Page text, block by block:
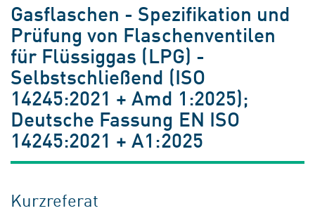
Gasflaschen - Spezifikation und
Prüfung von Flaschenventilen
für Flüssiggas (LPG) -
Selbstschließend (ISO
14245:2021 + Amd 1:2025);
Deutsche Fassung EN ISO
14245:2021 + A1:2025
Kurzreferat